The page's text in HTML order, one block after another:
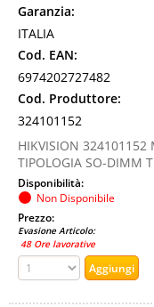
Garanzia:
ITALIA
Cod. EAN:
6974202727482
Cod. Produttore:
324101152
HIKVISION 324101152
TIPOLOGIA SO-DIMM
Disponibilità:
Non Disponibile
Prezzo:
Evasione Articolo:
48 Ore lavorative